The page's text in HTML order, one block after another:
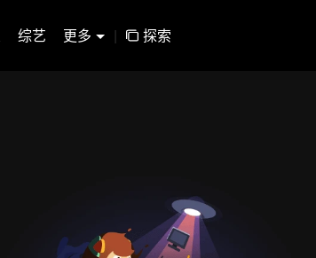
综艺 更多 | 探索